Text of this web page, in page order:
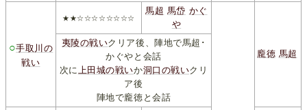
○手取川の
戦い
★★☆☆☆☆☆☆☆☆
馬超 馬岱 かぐ
や
龐徳 馬超
夷陵の戦いクリア後、陣地で馬超･
かぐやと会話
次に上田城の戦いか洞口の戦いクリ
ア後
陣地で龐徳と会話